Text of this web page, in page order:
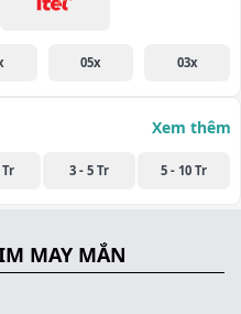
05x 03x
Xem thêm
Tr 3 - 5 Tr 5 - 10 Tr
MAY MẮN